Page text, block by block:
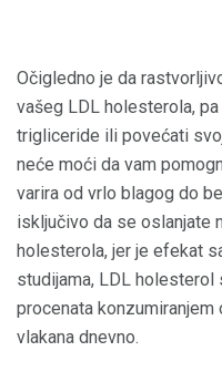
Očigledno je da
vašeg LDL holesterola,
trigliceride ili povećati
neće moći da vam
varira od vrlo blagog do
isključivo da se oslanjate
holesterola, jer je efekat
studijama, LDL
procenata
vlakana dnevno.